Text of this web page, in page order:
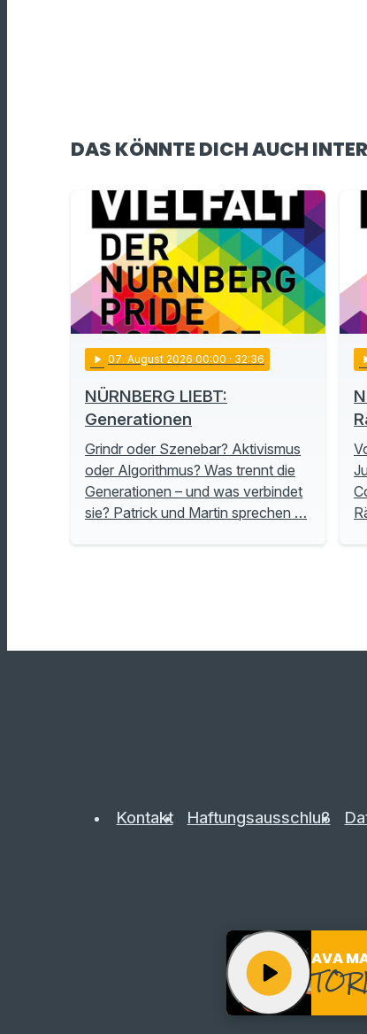
DAS KÖNNTE DICH AUCH
play_arrow 07. August 2026 00:00 · 32:36
NÜRNBERG LIEBT:
Generationen
Grindr oder Szenebar? Aktivismus
oder Algorithmus? Was trennt die
Generationen – und was verbindet
sie? Patrick und Martin sprechen …
Kontakt Haftungsausschluß
AVA
play_arrow